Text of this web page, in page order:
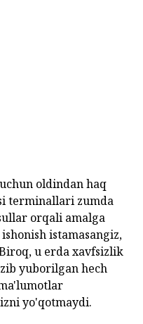
oldindan haq
terminallari zumda
orqali amalga
istamasangiz,
u erda xavfsizlik
yuborilgan hech
yo'qotmaydi.